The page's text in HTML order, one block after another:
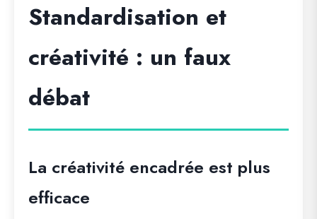
Standardisation et
créativité : un faux
débat
La créativité encadrée est plus
efficace